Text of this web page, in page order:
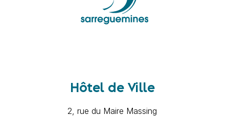
Hôtel de Ville
2, rue du Maire Massing